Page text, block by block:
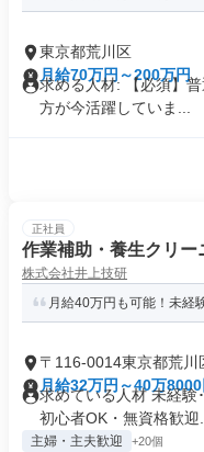
東京都荒川区
月給70万円～200万円
求める人材: 【必須】
方が今活躍していま...
正社員
作業補助・養生クリー
株式会社井上技研
月給40万円も可能！未
〒116-0014東京都荒川
月給32万円～40万8000
求めている人材 未経験
初心者OK・無資格歓迎...
主婦・主夫歓迎 +20個